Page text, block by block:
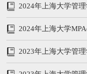
2024年上海大学管
考书
2024年上海大学
2023年上海大学管